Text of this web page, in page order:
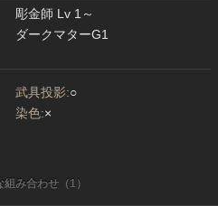
彫金師 Lv 1～
ダークマターG1
武具投影:○
染色:×
み合わせ（1）